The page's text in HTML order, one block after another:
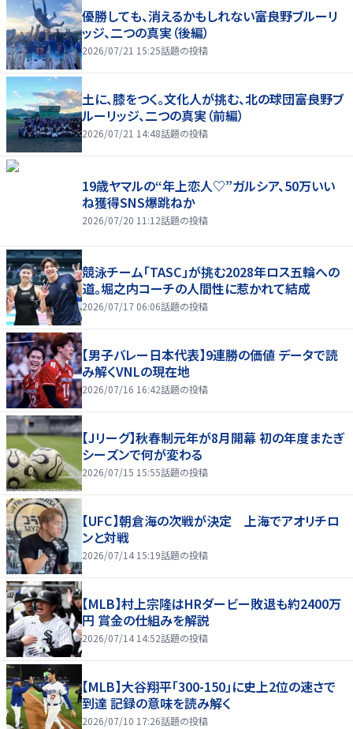
優勝しても、消えるかもしれない――富良野ブルーリ
ッジ、二つの真実（後編）
2026/07/21 15:25話題の投稿
土に、膝をつく。文化人が挑む、北の球団――富良野ブ
ルーリッジ、二つの真実（前編）
2026/07/21 14:48話題の投稿
19歳ヤマルの“年上恋人♡”ガルシア、50万いい
ね獲得SNS爆跳ねか
2026/07/20 11:12話題の投稿
競泳チーム「TASC」が挑む2028年ロス五輪への
道。堀之内コーチの人間性に惹かれて結成
2026/07/17 06:06話題の投稿
【男子バレー日本代表】9連勝の価値 データで読
み解くVNLの現在地
2026/07/16 16:42話題の投稿
【Jリーグ】秋春制元年が8月開幕 初の年度またぎ
シーズンで何が変わる
2026/07/15 15:55話題の投稿
【UFC】朝倉海の次戦が決定 上海でアオリチロ
ンと対戦
2026/07/14 15:19話題の投稿
【MLB】村上宗隆はHRダービー敗退も約2400万
円 賞金の仕組みを解説
2026/07/14 14:52話題の投稿
【MLB】大谷翔平「300-150」に史上2位の速さで
到達 記録の意味を読み解く
2026/07/10 17:26話題の投稿